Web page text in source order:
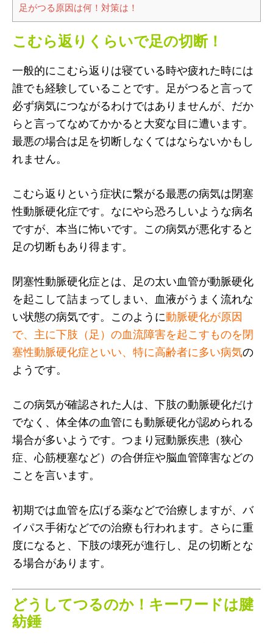
足がつる原因は何！対策は！
こむら返りくらいで足の切断！
一般的にこむら返りは寝ている時や疲れた時には
誰でも経験していることです。足がつると言って
必ず病気につながるわけではありませんが、だか
らと言ってなめてかかると大変な目に遭います。
最悪の場合は足を切断しなくてはならないかもし
れません。
こむら返りという症状に繋がる最悪の病気は閉塞
性動脈硬化症です。なにやら恐ろしいような病名
ですが、本当に怖いです。この病気が悪化すると
足の切断もあり得ます。
閉塞性動脈硬化症とは、足の太い血管が動脈硬化
を起こして詰まってしまい、血液がうまく流れな
い状態の病気です。このように動脈硬化が原因
で、主に下肢（足）の血流障害を起こすものを閉
塞性動脈硬化症といい、特に高齢者に多い病気の
ようです。
この病気が確認された人は、下肢の動脈硬化だけ
でなく、体全体の血管にも動脈硬化が認められる
場合が多いようです。つまり冠動脈疾患（狭心
症、心筋梗塞など）の合併症や脳血管障害などの
ことを言います。
初期では血管を広げる薬などで治療しますが、バ
イパス手術などでの治療も行われます。さらに重
度になると、下肢の壊死が進行し、足の切断とな
る場合があります。
どうしてつるのか！キーワードは腱
紡錘